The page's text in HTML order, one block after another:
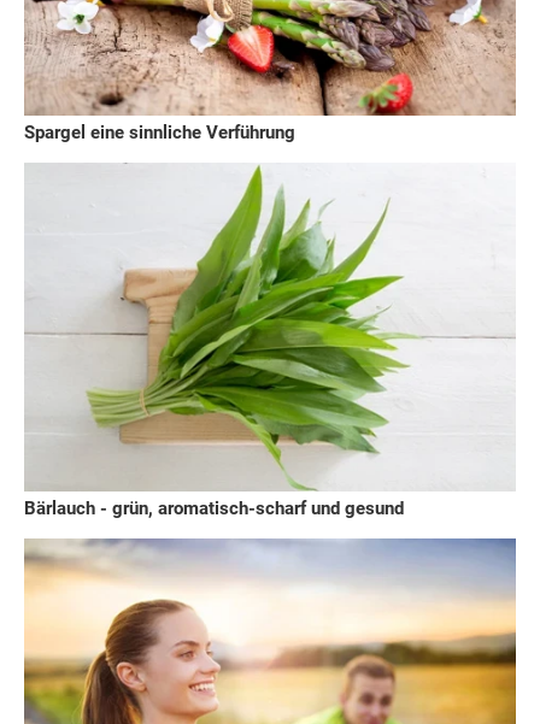
Spargel eine sinnliche Verführung
Bärlauch - grün, aromatisch-scharf und gesund